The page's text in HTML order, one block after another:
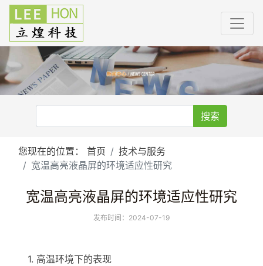
搜索
您现在的位置： 首页
技术与服务
宽温高亮液晶屏的环境适应性研究
宽温高亮液晶屏的环境适应性研究
发布时间：2024-07-19
1. 高温环境下的表现